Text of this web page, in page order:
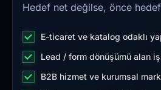
Hedef net değilse, önce
E-ticaret ve katalog odaklı
Lead / form dönüşümü alan
B2B hizmet ve kurumsal